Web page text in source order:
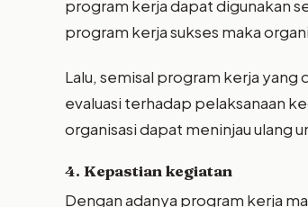
program kerja dapat digunakan
program kerja sukses maka
Lalu, semisal program kerja yang
evaluasi terhadap pelaksanaan
organisasi dapat meninjau ulang
4. Kepastian kegiatan
Dengan adanya program kerja